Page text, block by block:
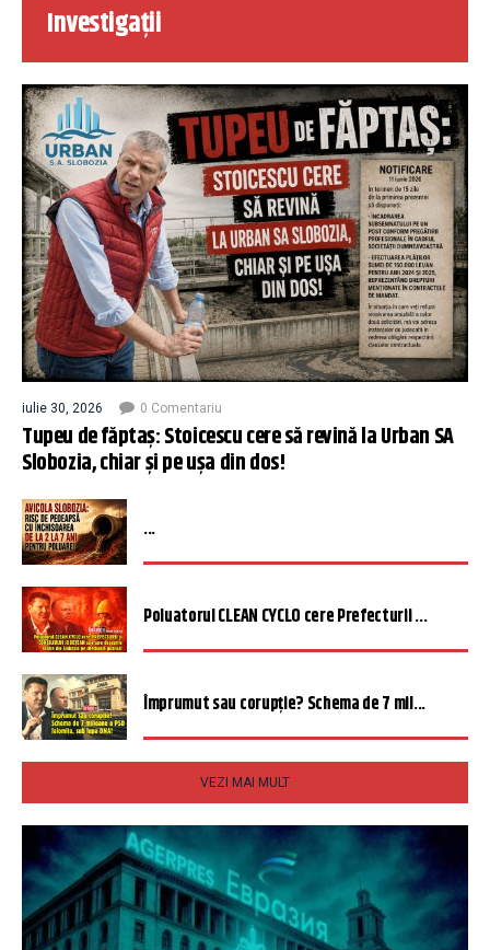
Investigații
iulie 30, 2026 0 Comentariu
Tupeu de făptaș: Stoicescu cere să revină la Urban SA
Slobozia, chiar și pe ușa din dos!
...
Poluatorul CLEAN CYCLO cere Prefecturii ...
Împrumut sau corupție? Schema de 7 mil...
VEZI MAI MULT